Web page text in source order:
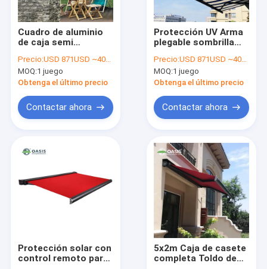
Cuadro de aluminio
de caja semi
patio de trabajo
pesado, motorizado
Precio:USD 871USD ~4000USD or more based on the sizes
MOQ:1 juego
Obtenga el último precio
Contactar ahora
Protección UV Arma
plegable sombrilla
2.5x1.5m con marco
de aluminio
Precio:USD 871USD ~4000USD or more based on the sizes
MOQ:1 juego
Obtenga el último precio
Contactar ahora
Protección solar con
control remoto para
5x2m Caja de casete
completa Toldo de